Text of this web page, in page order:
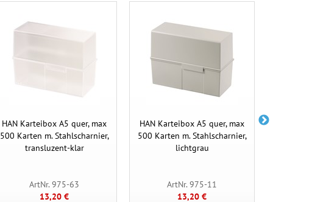
HAN Karteibox A5 quer, max
500 Karten m. Stahlscharnier,
transluzent-klar
ArtNr. 975-63
13,20 €
HAN Karteibox A5 quer, max
500 Karten m. Stahlscharnier,
lichtgrau
ArtNr. 975-11
13,20 €